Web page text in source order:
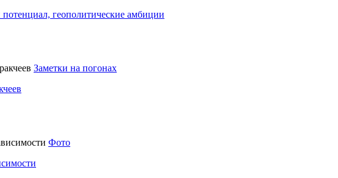
геополитические амбиции
Заметки на погонах
Фото